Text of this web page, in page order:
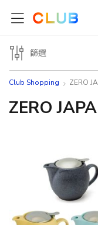
Club Shopping ZERO
ZERO
篩選